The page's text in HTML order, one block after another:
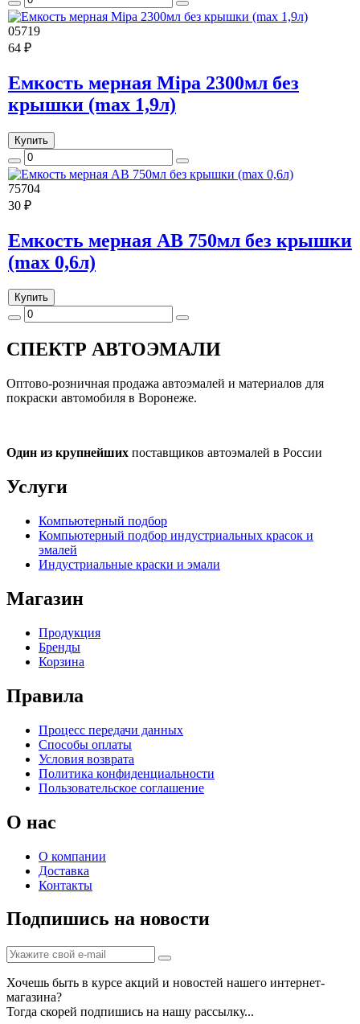
05719
64 ₽
Емкость мерная Mipa 2300мл без
крышки (max 1,9л)
Купить
75704
30 ₽
Емкость мерная AB 750мл без крышки
(max 0,6л)
Купить
СПЕКТР АВТОЭМАЛИ
Оптово-розничная продажа автоэмалей и материалов для
покраски автомобиля в Воронеже.
Один из крупнейших поставщиков автоэмалей в России
Услуги
Компьютерный подбор
Компьютерный подбор индустриальных красок и
эмалей
Индустриальные краски и эмали
Магазин
Продукция
Бренды
Корзина
Правила
Процесс передачи данных
Способы оплаты
Условия возврата
Политика конфиденциальности
Пользовательское соглашение
О нас
О компании
Доставка
Контакты
Подпишись на новости
Хочешь быть в курсе акций и новостей нашего интернет-
магазина?
Тогда скорей подпишись на нашу рассылку...